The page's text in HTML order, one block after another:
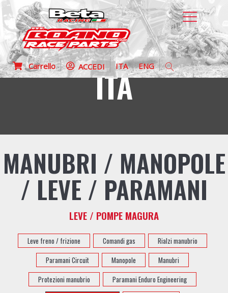
Carrello ACCEDI ITA ENG
ITA
MANUBRI / MANOPOLE
/ LEVE / PARAMANI
LEVE / POMPE MAGURA
Leve freno / frizione Comandi gas
Rialzi manubrio
Paramani Circuit
Manopole
Manubri
Protezioni manubrio
Paramani Enduro Engineering